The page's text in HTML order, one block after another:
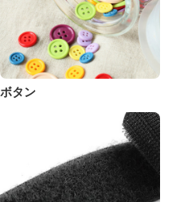
ボタン